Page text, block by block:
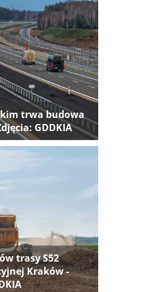
trwa budowa
GDDKIA
trasy S52
Kraków -